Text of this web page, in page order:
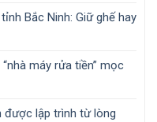
Bắc Ninh: Giữ ghế hay
máy rửa tiền” mọc
được lập trình từ lòng